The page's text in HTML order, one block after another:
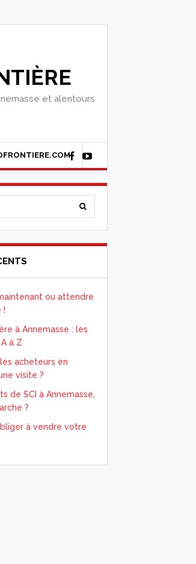
et alentours
ou attendre
!
à Annemasse : les
à Z
acheteurs en
visite ?
de SCI à Annemasse,
?
à vendre votre